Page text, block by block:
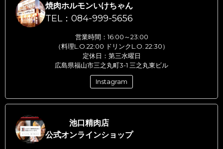
焼肉ホルモンいけちゃん
TEL：084-999-5656
営業時間：16:00～23:00
（料理L.O.22:00 ドリンクL.O. 22:30）
定休日：第三水曜日
広島県福山市三之丸町3-1 三之丸東ビル
Instagram
池口精肉店
公式オンラインショップ